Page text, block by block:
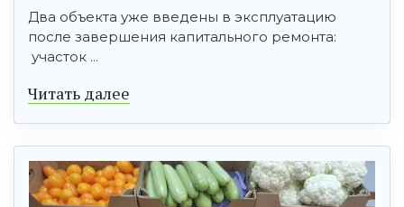
Два объекта уже введены в эксплуатацию
после завершения капитального ремонта:
участок ...
Читать далее